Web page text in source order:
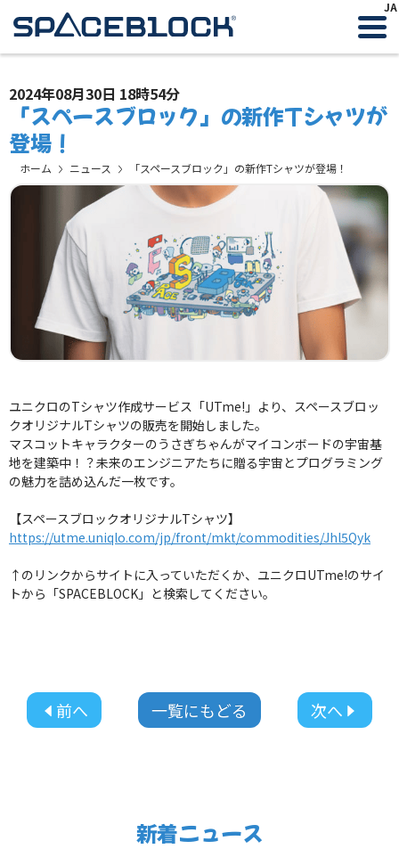
JA
2024年08月30日 18時54分
「スペースブロック」の新作Tシャツが
登場！
ホーム ニュース 「スペースブロック」の新作Tシャツが登場！
ユニクロのTシャツ作成サービス「UTme!」より、スペースブロッ
クオリジナルTシャツの販売を開始しました。
マスコットキャラクターのうさぎちゃんがマイコンボードの宇宙基
地を建築中！？未来のエンジニアたちに贈る宇宙とプログラミング
の魅力を詰め込んだ一枚です。
【スペースブロックオリジナルTシャツ】
https://utme.uniqlo.com/jp/front/mkt/commodities/Jhl5Qyk
↑のリンクからサイトに入っていただくか、ユニクロUTme!のサイ
トから「SPACEBLOCK」と検索してください。
前へ 一覧にもどる 次へ
新着ニュース